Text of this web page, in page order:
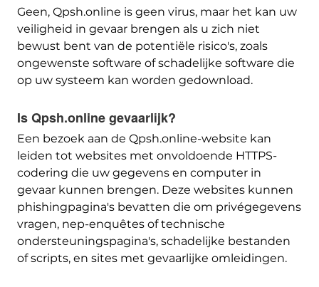
Geen, Qpsh.online is geen virus, maar het kan uw
veiligheid in gevaar brengen als u zich niet
bewust bent van de potentiële risico's, zoals
ongewenste software of schadelijke software die
op uw systeem kan worden gedownload.
Is Qpsh.online gevaarlijk?
Een bezoek aan de Qpsh.online-website kan
leiden tot websites met onvoldoende HTTPS-
codering die uw gegevens en computer in
gevaar kunnen brengen. Deze websites kunnen
phishingpagina's bevatten die om privégegevens
vragen, nep-enquêtes of technische
ondersteuningspagina's, schadelijke bestanden
of scripts, en sites met gevaarlijke omleidingen.